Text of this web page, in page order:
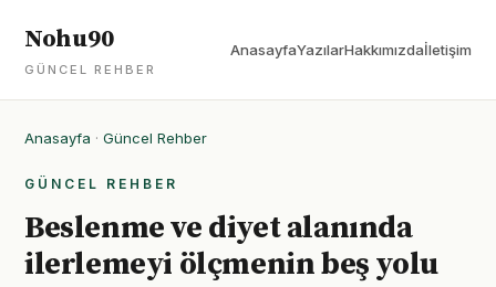
Nohu90
GÜNCEL REHBER
AnasayfaYazılarHakkımızdaİletişim
Anasayfa · Güncel Rehber
GÜNCEL REHBER
Beslenme ve diyet alanında
ilerlemeyi ölçmenin beş yolu